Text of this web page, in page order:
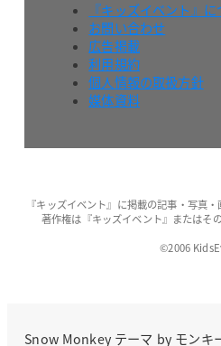
『キッズイベント』に
お問い合わせ
広告掲載
利用規約
個人情報の取扱方針
媒体資料
『キッズイベント』に掲載の記事・写真
著作権は『キッズイベント』またはそ
©2006
Snow Monkeyテーマ by モンキ